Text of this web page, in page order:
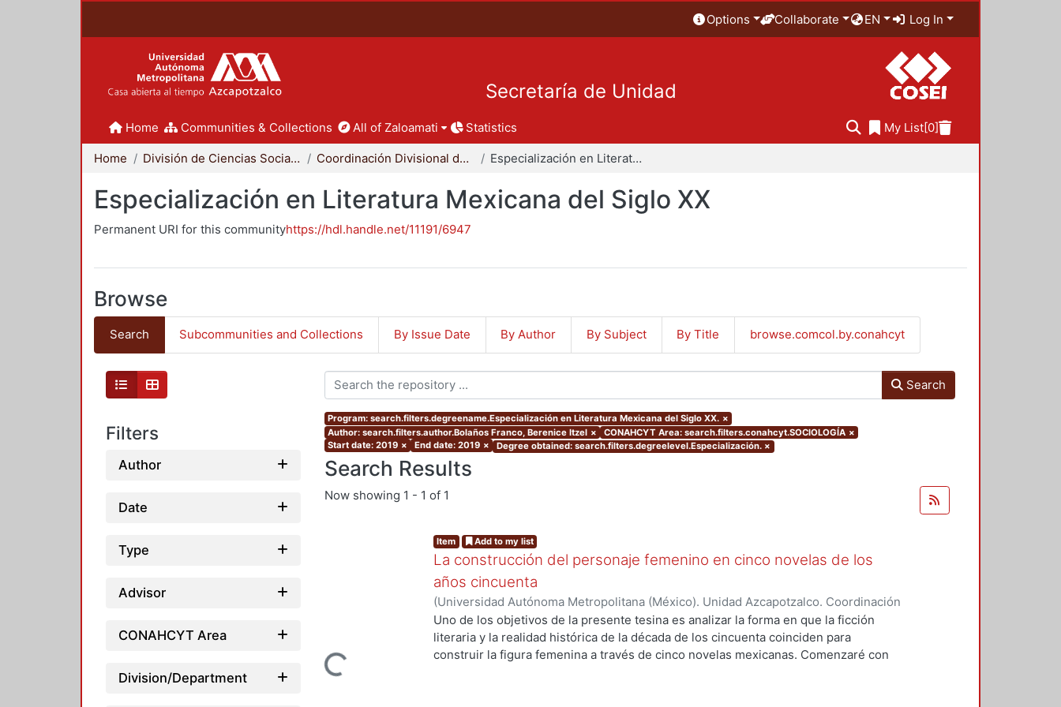
Options Collaborate EN Log In
Secretaría de Unidad
Home Communities & Collections All of Zaloamati Statistics My List[0]
Home División de Ciencias Sociales y Humanidades Coordinación Divisional de Posgrado Especialización en Literatura Mexicana del Siglo XX
Especialización en Literatura Mexicana del Siglo XX
Permanent URI for this communityhttps://hdl.handle.net/11191/6947
Browse
Search Subcommunities and Collections By Issue Date By Author By Subject By Title browse.comcol.by.conahcyt
Filters
Author
Date
Type
Advisor
CONAHCYT Area
Division/Department
Search
Program: search.filters.degreename.Especialización en Literatura Mexicana del Siglo XX. ×
Author: search.filters.author.Bolaños Franco, Berenice Itzel × CONAHCYT Area: search.filters.conahcyt.SOCIOLOGÍA ×
Start date: 2019 × End date: 2019 × Degree obtained: search.filters.degreelevel.Especialización. ×
Search Results
Now showing 1 - 1 of 1
Loading...
Item Add to my list
La construcción del personaje femenino en cinco novelas de los
años cincuenta
(Universidad Autónoma Metropolitana (México). Unidad Azcapotzalco. Coordinación
de Servicios de Información.,2019) Bolaños Franco, Berenice Itzel
Uno de los objetivos de la presente tesina es analizar la forma en que la ficción
literaria y la realidad histórica de la década de los cincuenta coinciden para
construir la figura femenina a través de cinco novelas mexicanas. Comenzaré con